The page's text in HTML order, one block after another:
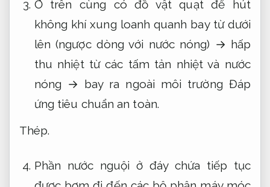
Ở trên cùng có đồ vật quạt để hút
không khí xung loanh quanh bay từ dưới
lên (ngược dòng với nước nóng) → hấp
thu nhiệt từ các tấm tản nhiệt và nước
nóng → bay ra ngoài môi trường Đáp
ứng tiêu chuẩn an toàn.
Thép.
Phần nước nguội ở đáy chứa tiếp tục